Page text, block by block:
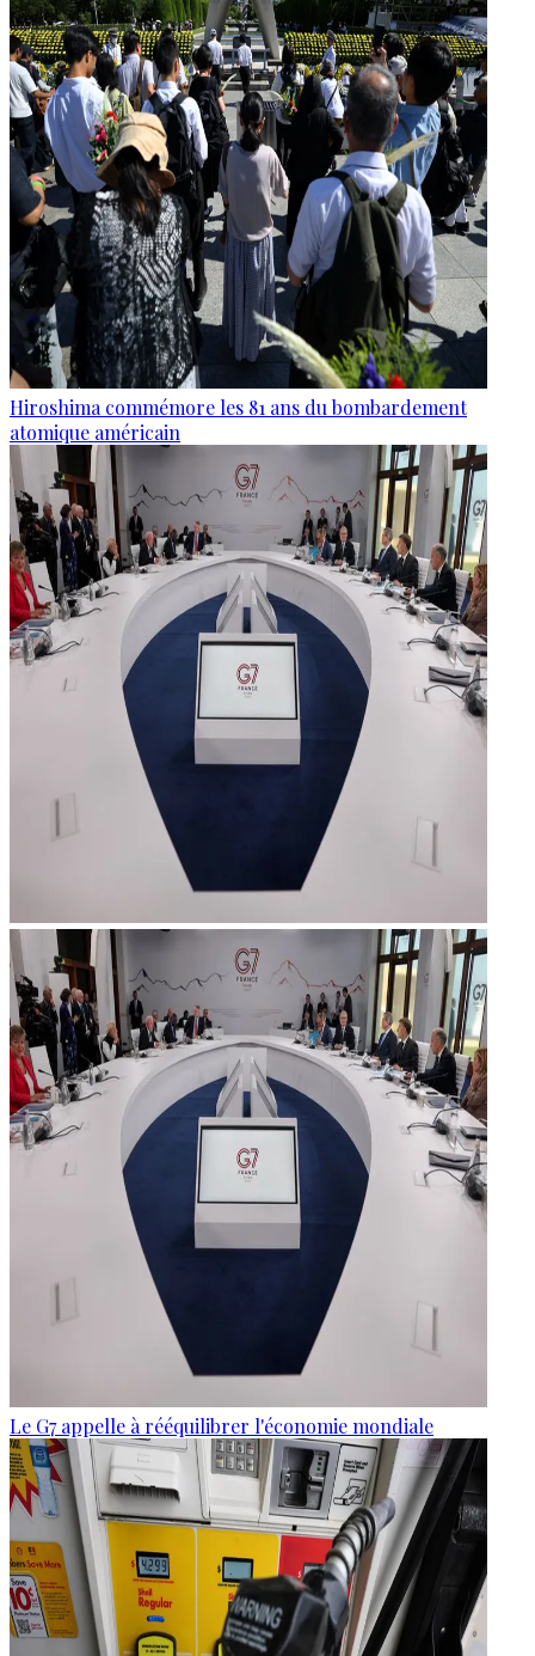
Hiroshima commémore les 81 ans du bombardement
atomique américain
Le G7 appelle à rééquilibrer l'économie mondiale